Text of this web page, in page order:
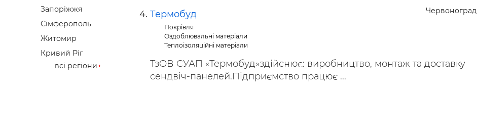
Запоріжжя
Сімферополь
Житомир
Кривий Ріг
всі регіони
Червоноград
Термобуд
Покрівля
Оздоблювальні матеріали
Теплоізоляційні матеріали
ТзОВ СУАП «Термобуд»здійснює: виробництво, монтаж та доставку
сендвіч-панелей.Підприємство працює ...